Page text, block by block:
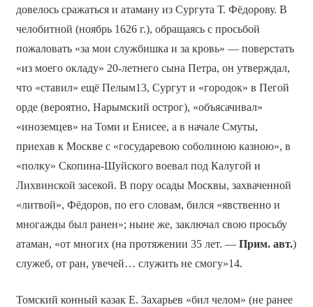
довелось сражаться и атаману из Сургута Т. Фёдорову. В
челобитной (ноябрь 1626 г.), обращаясь с просьбой
пожаловать «за мои службишка и за кровь» — поверстать
«из моего окладу» 20-летнего сына Петра, он утверждал,
что «ставил» ещё Пелым13, Сургут и «городок» в Пегой
орде (вероятно, Нарымский острог), «объясачивал»
«иноземцев» на Томи и Енисее, а в начале Смуты,
приехав к Москве с «государевою соболиною казною», в
«полку» Скопина-Шуйского воевал под Калугой и
Лихвинской засекой. В пору осады Москвы, захваченной
«литвой», Фёдоров, по его словам, бился «явственно и
многажды был ранен»; ныне же, заключал свою просьбу
атаман, «от многих (на протяжении 35 лет. — Прим. авт.)
служеб, от ран, увечей… служить не смогу»14.
Томский конный казак Е. Захарьев «бил челом» (не ранее